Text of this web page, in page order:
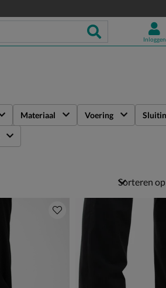
Inloggen
Materiaal Voering
Sorteren